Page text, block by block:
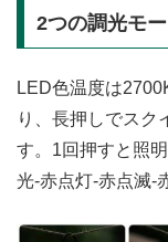
2つの調光モ
LED色温度は
り、長押しでスク
す。1回押すと照
光-赤点灯-赤点滅-